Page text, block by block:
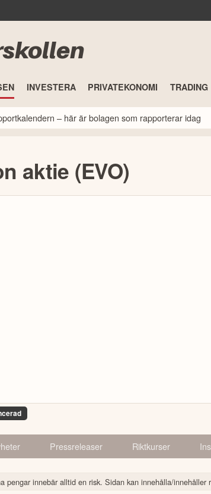
INVESTERA PRIVATEKONOMI TRADING
– här är bolagen som rapporterar idag
aktie (EVO)
Pressreleaser Riktkurser
pengar innebär alltid en risk. Sidan kan innehålla/innehåller